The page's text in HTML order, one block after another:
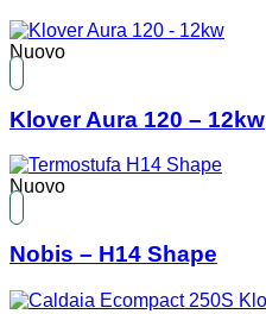
Nuovo
Klover Aura 120 – 12kw
Nuovo
Nobis – H14 Shape